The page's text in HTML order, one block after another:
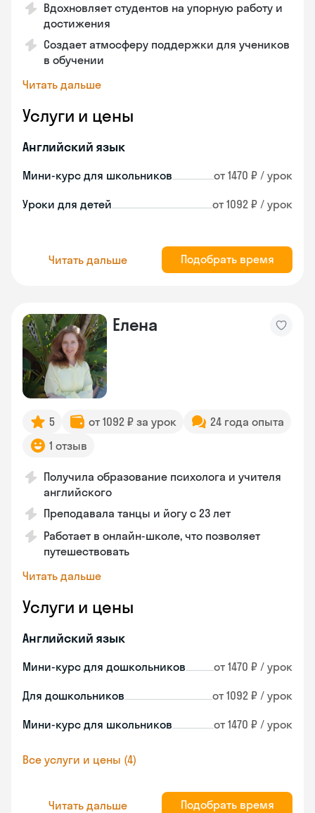
Вдохновляет студентов на упорную работу и
достижения
Создает атмосферу поддержки для учеников
в обучении
Читать дальше
Услуги и цены
Английский язык
Мини-курс для школьников от 1470 ₽ / урок
Уроки для детей от 1092 ₽ / урок
Читать дальше Подобрать время
Елена
5 от 1092 ₽ за урок
24 года опыта
1 отзыв
Получила образование психолога и учителя
английского
Преподавала танцы и йогу с 23 лет
Работает в онлайн-школе, что позволяет
путешествовать
Читать дальше
Услуги и цены
Английский язык
Мини-курс для дошкольников от 1470 ₽ / урок
Для дошкольников от 1092 ₽ / урок
Мини-курс для школьников от 1470 ₽ / урок
Все услуги и цены (4)
Читать дальше Подобрать время